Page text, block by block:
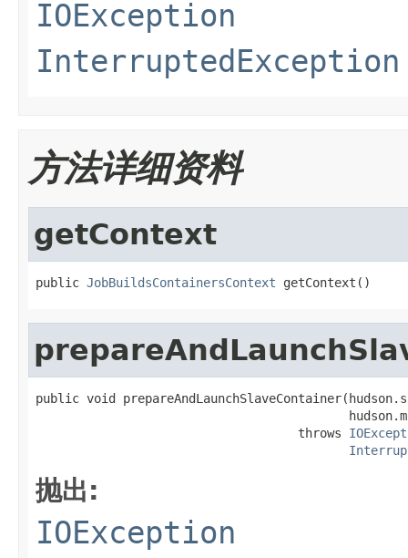
IOException
InterruptedException
方法详细资料
getContext
public JobBuildsContainersContext getContext()
public void
                                    throws
抛出:
IOException